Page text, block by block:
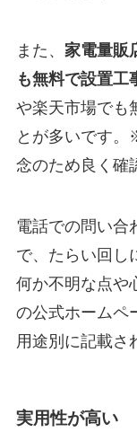
また、 家電量販
も無料で設置工
や楽天市場でも
とが多いです
念のため良く確
電話での問い合
で、たらい回し
何か不明な点や
の公式ホームペ
用途別に記載さ
実用性が高い